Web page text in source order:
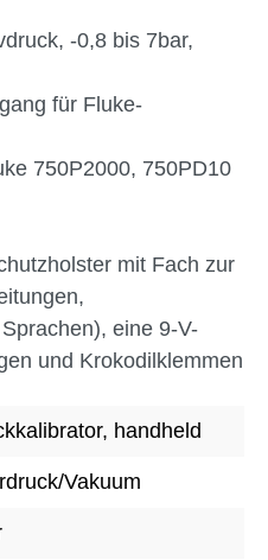
-0,8 bis 7bar,
für Fluke-
750P2000, 750PD10
mit Fach zur
eine 9-V-
und Krokodilklemmen
handheld
Vakuum